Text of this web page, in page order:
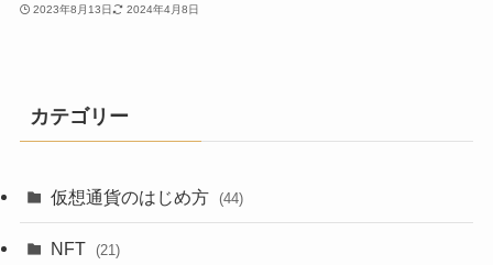
2023年8月13日 2024年4月8日
カテゴリー
仮想通貨のはじめ方 (44)
NFT (21)